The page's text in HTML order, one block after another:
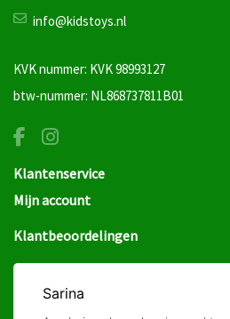
info@kidstoys.nl
KVK nummer: KVK 98993127
btw-nummer: NL868737811B01
Klantenservice
Mijn account
Klantbeoordelingen